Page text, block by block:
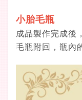
小胎毛瓶
成品製作完成後
毛瓶附回，瓶內